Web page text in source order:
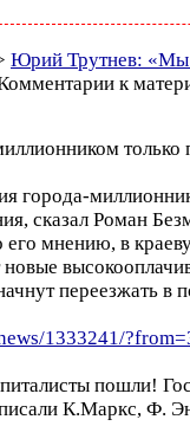
Юрий Трутнев: «Мы
к
только
города-
сказал Роман
мнению, в
переезжать в
1333241/
пошли!
писали К.Маркс, Ф.